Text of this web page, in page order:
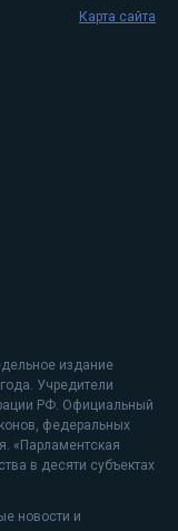
издание
Учредители
РФ. Официальный
федеральных
«Парламентская
в десяти субъектах
новости и
Карта сайта